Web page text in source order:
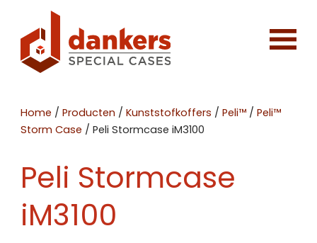
Home /Producten /Kunststofkoffers /Peli™ /Peli™
Storm Case /Peli Stormcase iM3100
Peli Stormcase
iM3100